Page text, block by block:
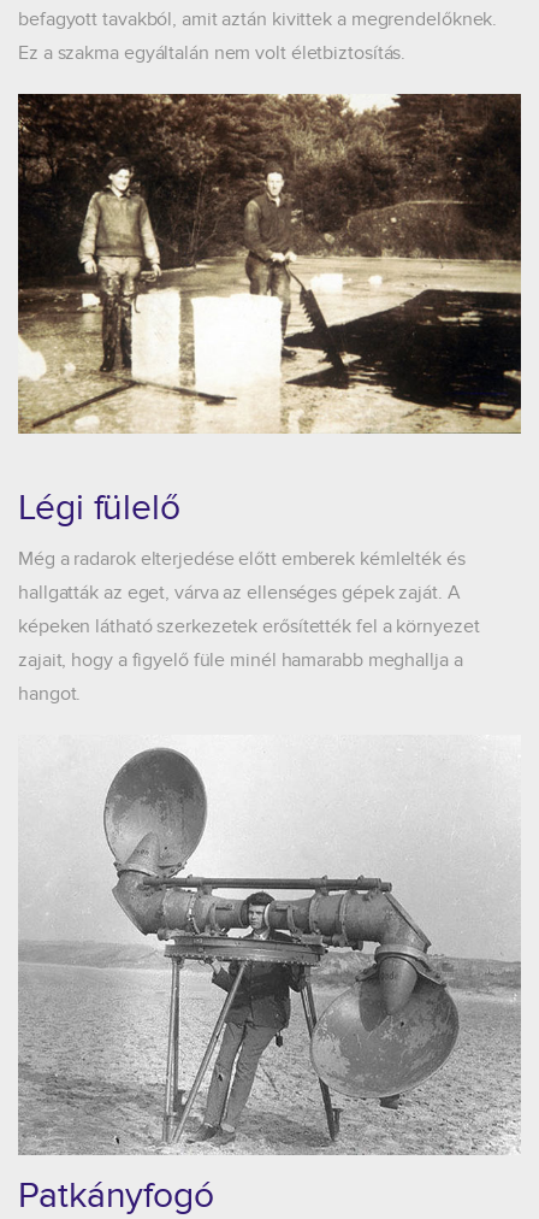
befagyott tavakból, amit aztán kivittek a megrendelőknek.
Ez a szakma egyáltalán nem volt életbiztosítás.
Légi fülelő
Még a radarok elterjedése előtt emberek kémlelték és
hallgatták az eget, várva az ellenséges gépek zaját. A
képeken látható szerkezetek erősítették fel a környezet
zajait, hogy a figyelő füle minél hamarabb meghallja a
hangot.
Patkányfogó